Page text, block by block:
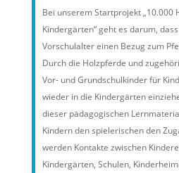
Bei unserem Startprojekt „10.000
Kindergärten“ geht es darum,
Vorschulalter einen Bezug zum
Durch die Holzpferde und
Vor- und Grundschulkinder für
wieder in die Kindergärten
dieser pädagogischen
Kindern den spielerischen den
werden Kontakte zwischen
Kindergärten, Schulen,